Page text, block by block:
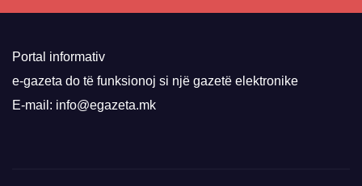
Portal informativ
e-gazeta do të funksionoj si një gazetë elektronike
E-mail: info@egazeta.mk